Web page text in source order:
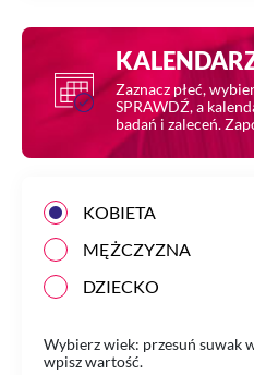
Zaznacz płeć,
SPRAWDŹ, a
badań i zaleceń.
KOBIETA
MĘŻCZYZNA
DZIECKO
Wybierz wiek: przesuń suwak
wpisz wartość.